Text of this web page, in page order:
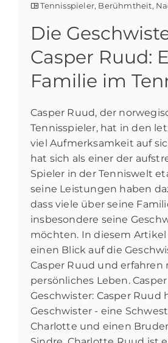
Tennisspieler, Berühmtheit,
Die
Casper Ruud:
Familie im
Casper Ruud, der
Tennisspieler, hat in den
viel Aufmerksamkeit auf
hat sich als einer der
Spieler in der Tenniswelt
seine Leistungen haben
dass viele über seine
insbesondere seine
möchten. In diesem
einen Blick auf die
Casper Ruud und erfahren
persönliches Leben.
Geschwister: Casper Ruud
Geschwister - eine
Charlotte und einen